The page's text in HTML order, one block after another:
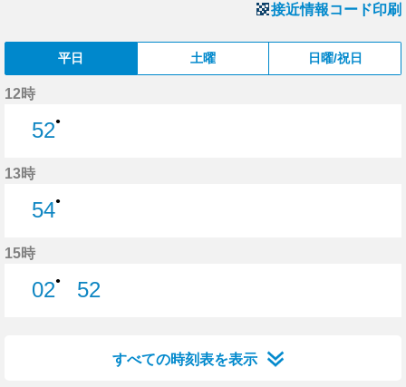
接近情報コード印刷
平日 土曜 日曜/祝日
12時
52●
13時
54●
15時
02●
52
すべての時刻表を表示